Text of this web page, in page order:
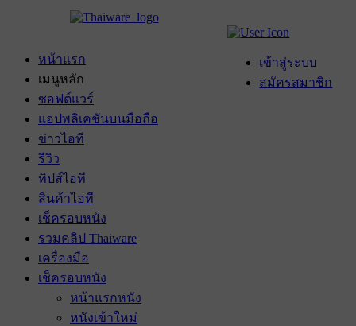
เข้าสู่ระบบ
สมัครสมาชิก
หน้าแรก
เมนูหลัก
ซอฟต์แวร์
แอปพลิเคชันบนมือถือ
ข่าวไอที
รีวิว
ทิปส์ไอที
สินค้าไอที
เช็ครอบหนัง
รวมคลิป Thaiware
เครื่องมือ
เช็ครอบหนัง
หน้าแรกหนัง
หนังเข้าใหม่